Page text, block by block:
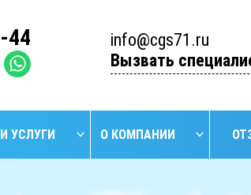
44
info@cgs71.ru
Вызвать
УСЛУГИ О КОМПАНИИ